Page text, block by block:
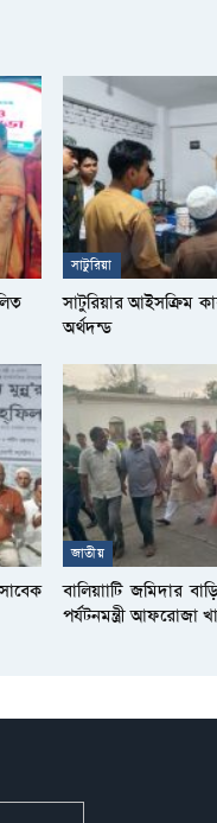
সাটুরিয়া
সাটুরিয়ার আইসক্রিম
অর্থদন্ড
জাতীয়
বালিয়াাটি জমিদার
পর্যটনমন্ত্রী আফরোজা